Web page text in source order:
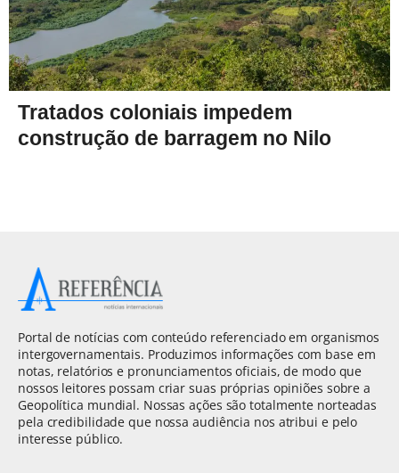
Tratados coloniais impedem
construção de barragem no Nilo
Portal de notícias com conteúdo referenciado em organismos
intergovernamentais. Produzimos informações com base em
notas, relatórios e pronunciamentos oficiais, de modo que
nossos leitores possam criar suas próprias opiniões sobre a
Geopolítica mundial. Nossas ações são totalmente norteadas
pela credibilidade que nossa audiência nos atribui e pelo
interesse público.